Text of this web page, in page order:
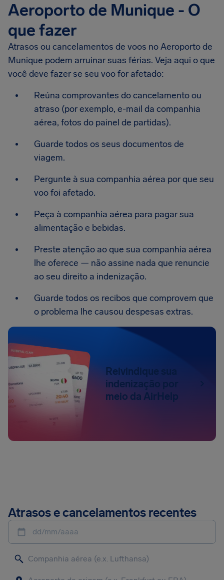
Aeroporto de Munique - O
que fazer
Atrasos ou cancelamentos de voos no Aeroporto de
Munique podem arruinar suas férias. Veja aqui o que
você deve fazer se seu voo for afetado:
Reúna comprovantes do cancelamento ou
atraso (por exemplo, e-mail da companhia
aérea, fotos do painel de partidas).
Guarde todos os seus documentos de
viagem.
Pergunte à sua companhia aérea por que seu
voo foi afetado.
Peça à companhia aérea para pagar sua
alimentação e bebidas.
Preste atenção ao que sua companhia aérea
lhe oferece — não assine nada que renuncie
ao seu direito a indenização.
Guarde todos os recibos que comprovem que
o problema lhe causou despesas extras.
Reivindique sua
indenização por
meio da AirHelp
Atrasos e cancelamentos recentes
dd/mm/aaaa